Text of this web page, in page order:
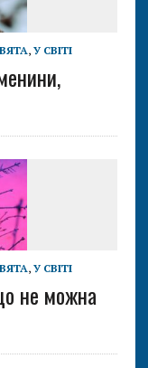
, У СВІТІ
, У СВІТІ
не можна